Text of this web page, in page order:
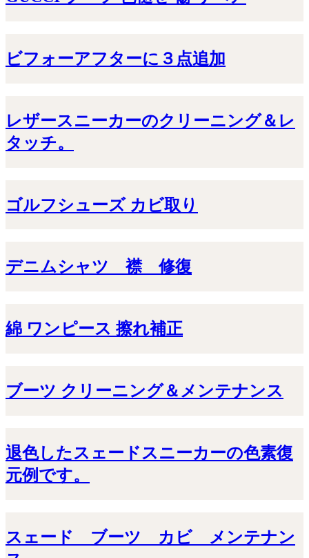
ビフォーアフターに３点追加
レザースニーカーのクリーニング＆レ
タッチ。
ゴルフシューズ カビ取り
デニムシャツ 襟 修復
綿 ワンピース 擦れ補正
ブーツ クリーニング＆メンテナンス
退色したスェードスニーカーの色素復
元例です。
スェード ブーツ カビ メンテナン